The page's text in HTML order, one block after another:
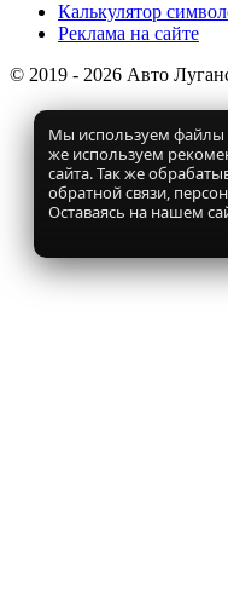
Калькулятор
Реклама на сайте
© 2019 - 2026 Авто
Мы используем файлы
же используем
сайта. Так же
обратной связи,
Оставаясь на нашем